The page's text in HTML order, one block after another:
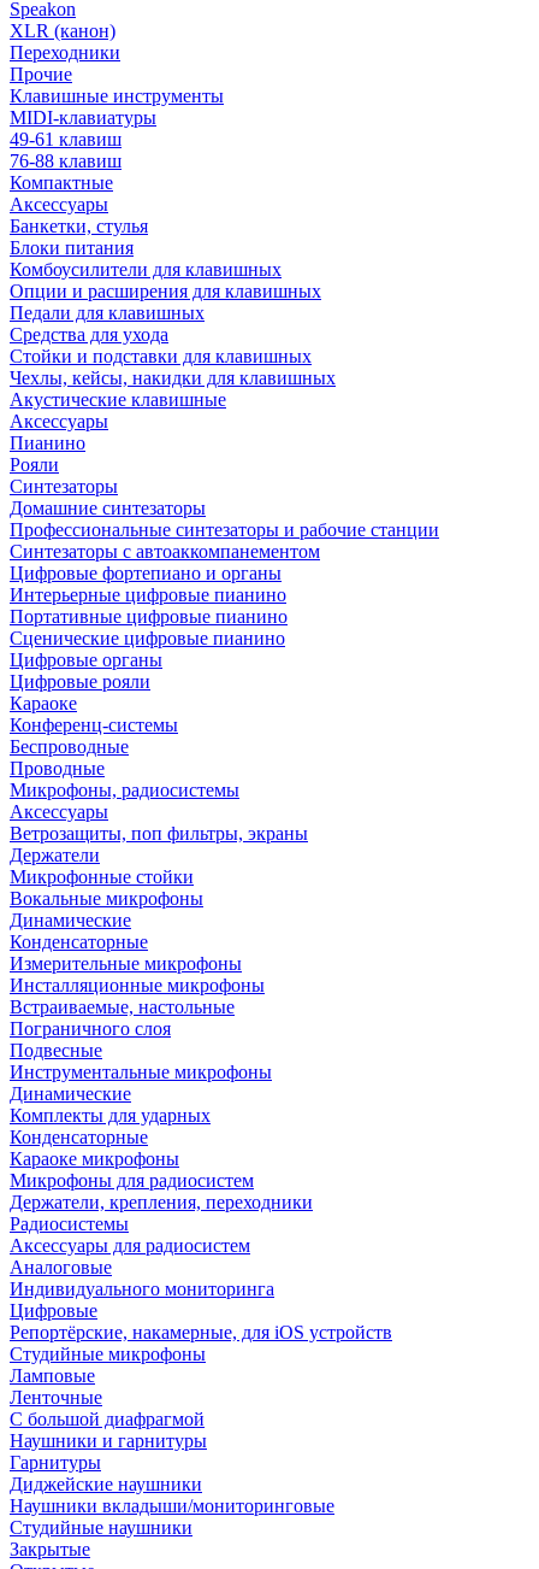
Speakon
XLR (канон)
Переходники
Прочие
Клавишные инструменты
MIDI-клавиатуры
49-61 клавиш
76-88 клавиш
Компактные
Аксессуары
Банкетки, стулья
Блоки питания
Комбоусилители для клавишных
Опции и расширения для клавишных
Педали для клавишных
Средства для ухода
Стойки и подставки для клавишных
Чехлы, кейсы, накидки для клавишных
Акустические клавишные
Аксессуары
Пианино
Рояли
Синтезаторы
Домашние синтезаторы
Профессиональные синтезаторы и рабочие станции
Синтезаторы с автоаккомпанементом
Цифровые фортепиано и органы
Интерьерные цифровые пианино
Портативные цифровые пианино
Сценические цифровые пианино
Цифровые органы
Цифровые рояли
Караоке
Конференц-системы
Беспроводные
Проводные
Микрофоны, радиосистемы
Аксессуары
Ветрозащиты, поп фильтры, экраны
Держатели
Микрофонные стойки
Вокальные микрофоны
Динамические
Конденсаторные
Измерительные микрофоны
Инсталляционные микрофоны
Встраиваемые, настольные
Пограничного слоя
Подвесные
Инструментальные микрофоны
Динамические
Комплекты для ударных
Конденсаторные
Караоке микрофоны
Микрофоны для радиосистем
Держатели, крепления, переходники
Радиосистемы
Аксессуары для радиосистем
Аналоговые
Индивидуального мониторинга
Цифровые
Репортёрские, накамерные, для iOS устройств
Студийные микрофоны
Ламповые
Ленточные
С большой диафрагмой
Наушники и гарнитуры
Гарнитуры
Диджейские наушники
Наушники вкладыши/мониторинговые
Студийные наушники
Закрытые